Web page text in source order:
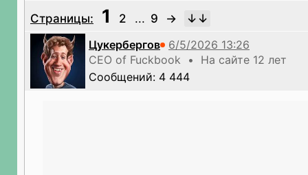
Страницы: 1 2 ... 9
→
Цукербергов
CEO of Fuckbook • На сайте 12 лет
Сообщений: 4 444